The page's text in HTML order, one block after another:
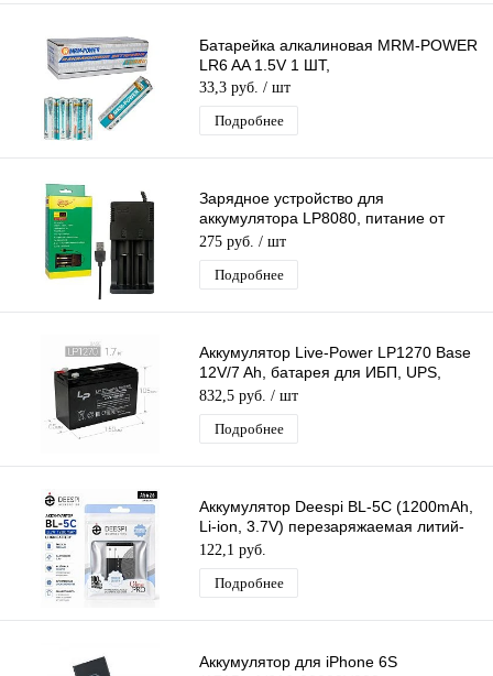
Батарейка алкалиновая MRM-POWER
LR6 AA 1.5V 1 ШТ,
33,3 руб. / шт
Подробнее
Зарядное устройство для
аккумулятора LP8080, питание от
USB, (26650/18650/14500) на 2-слота
275 руб. / шт
Подробнее
Аккумулятор Live-Power LP1270 Base
12V/7 Ah, батарея для ИБП, UPS,
свинцово-кислотный (150*65*105mm)
832,5 руб. / шт
Подробнее
Аккумулятор Deespi BL-5C (1200mAh,
Li-ion, 3.7V) перезаряжаемая литий-
ионная Батарея
122,1 руб.
Подробнее
Аккумулятор для iPhone 6S